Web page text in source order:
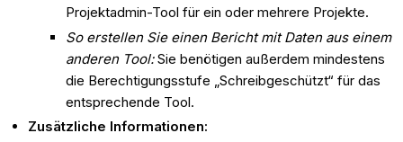
Projektadmin-Tool für ein oder mehrere Projekte.
So erstellen Sie einen Bericht mit Daten aus einem
anderen Tool:Sie benötigen außerdem mindestens
die Berechtigungsstufe „Schreibgeschützt“ für das
entsprechende Tool.
Zusätzliche Informationen: